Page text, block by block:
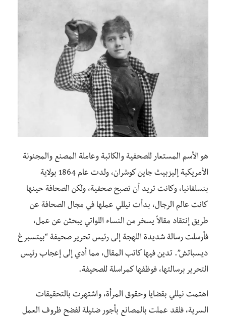
هو الأسم المستعار للصحفية والكاتبة وعاملة المصنع والمجنونة
الأمريكية إليزبيث جاين كوشران، ولدت عام 1864 بولاية
بنسلفانيا، وكانت تريد أن تصبح صحفية، ولكن الصحافة حينها
كانت عالم الرجال، بدأت نيللي عملها في مجال الصحافة عن
طريق إنتقاد مقالاً يسخر من النساء اللواتي يبحثن عن عمل،
فأرسلت رسالة شديدة اللهجة إلى رئيس تحرير صحيفة “بيتسبرغ
ديسباتش”. تدين فيها كاتب المقال، مما أدي إلى إعجاب رئيس
التحرير برسالتها، فوظفها كمراسلة للصحيفة.
اهتمت نيللي بقضايا وحقوق المرأة، واشتهرت بالتحقيقات
السرية، فلقد عملت بالمصانع بأجور ضئيلة لفضح ظروف العمل